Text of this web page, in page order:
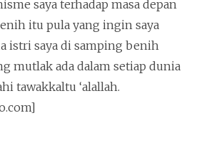
saya terhadap masa depan
itu pula yang ingin saya
istri saya di samping benih
mutlak ada dalam setiap dunia
tawakkaltu ‘alallah.